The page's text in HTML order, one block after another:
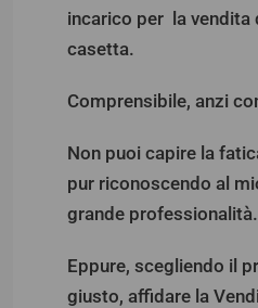
incarico per la vendita
casetta.
Comprensibile, anzi
Non puoi capire la
pur riconoscendo al
grande professionalità.
Eppure, scegliendo il
giusto, affidare la